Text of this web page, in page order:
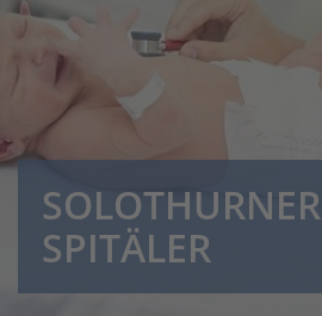
SOLOTHURNER
SPITÄLER